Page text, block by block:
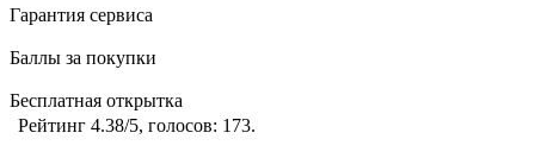
Гарантия сервиса
Баллы за покупки
Бесплатная открытка
Рейтинг 4.38/5, голосов: 173.